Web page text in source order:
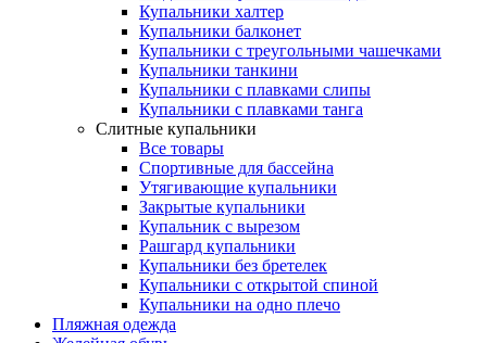
Купальники халтер
Купальники балконет
Купальники с треугольными чашечками
Купальники танкини
Купальники с плавками слипы
Купальники с плавками танга
Слитные купальники
Все товары
Спортивные для бассейна
Утягивающие купальники
Закрытые купальники
Купальник с вырезом
Рашгард купальники
Купальники без бретелек
Купальники с открытой спиной
Купальники на одно плечо
Пляжная одежда